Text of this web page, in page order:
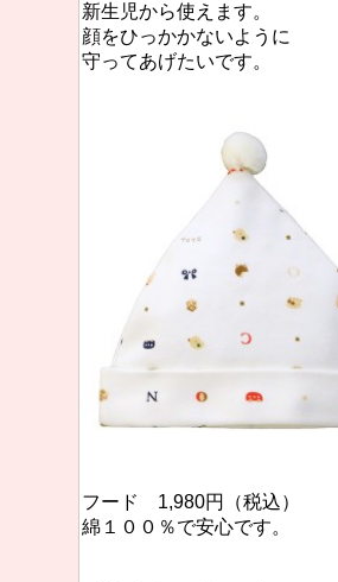
新生児から使えます。
顔をひっかかないように
守ってあげたいです。
フード 1,980円（税込）
綿１００％で安心です。